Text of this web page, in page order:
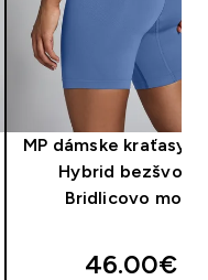
MP dámske kraťasy
Hybrid bezšvové
Bridlicovo
46.00€‎